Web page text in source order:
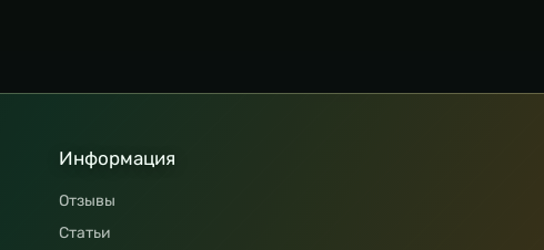
Информация
Отзывы
Статьи